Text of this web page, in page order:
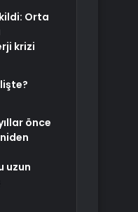
Orta
krizi
önce
uzun